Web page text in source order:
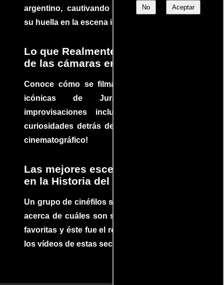
No Aceptar
argentino, cautivando audiencias y dejando
su huella en la escena internacional.
Lo que Realmente Sucedió detrás
de las cámaras en Jurassic Park
Conoce cómo se filmaron algunas escenas
icónicas de Jurassic Park, con
improvisaciones incluidas. ¡Descubre las
curiosidades detrás del rodaje de un clásico
cinematográfico!
Las mejores escenas de acción
en la Historia del cine
Un grupo de cinéfilos se juntaron para debatir
acerca de cuáles son sus escenas de acción
favoritas y éste fue el resultado. No te pierdas
los vídeos de estas secuencias inolvidables.